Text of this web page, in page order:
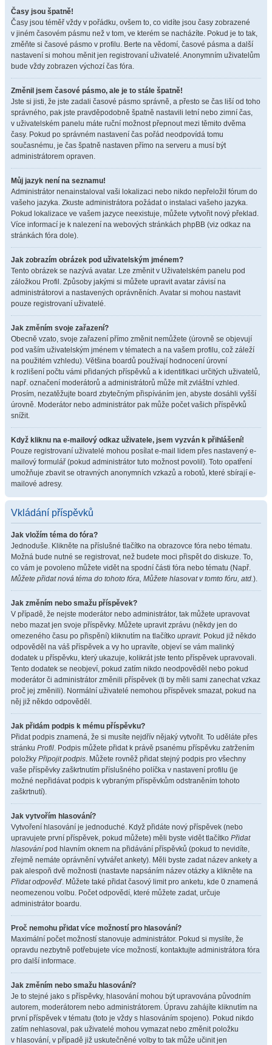
Časy jsou špatně!
Časy jsou téměř vždy v pořádku, ovšem to, co vidíte jsou časy zobrazené
v jiném časovém pásmu než v tom, ve kterém se nacházíte. Pokud je to tak,
změňte si časové pásmo v profilu. Berte na vědomí, časové pásma a další
nastavení si mohou měnit jen registrovaní uživatelé. Anonymním uživatelům
bude vždy zobrazen výchozí čas fóra.
Změnil jsem časové pásmo, ale je to stále špatně!
Jste si jisti, že jste zadali časové pásmo správně, a přesto se čas liší od toho
správného, pak jste pravděpodobně špatně nastavili letní nebo zimní čas,
v uživatelském panelu máte ruční možnost přepnout mezi těmito dvěma
časy. Pokud po správném nastavení čas pořád neodpovídá tomu
současnému, je čas špatně nastaven přímo na serveru a musí být
administrátorem opraven.
Můj jazyk není na seznamu!
Administrátor nenainstaloval vaši lokalizaci nebo nikdo nepřeložil fórum do
vašeho jazyka. Zkuste administrátora požádat o instalaci vašeho jazyka.
Pokud lokalizace ve vašem jazyce neexistuje, můžete vytvořit nový překlad.
Více informací je k nalezení na webových stránkách phpBB (viz odkaz na
stránkách fóra dole).
Jak zobrazím obrázek pod uživatelským jménem?
Tento obrázek se nazývá avatar. Lze změnit v Uživatelském panelu pod
záložkou Profil. Způsoby jakými si můžete upravit avatar závisí na
administrátorovi a nastavených oprávněních. Avatar si mohou nastavit
pouze registrovaní uživatelé.
Jak změním svoje zařazení?
Obecně vzato, svoje zařazení přímo změnit nemůžete (úrovně se objevují
pod vaším uživatelským jménem v tématech a na vašem profilu, což záleží
na použitém vzhledu). Většina boardů používají hodnocení úrovní
k rozlišení počtu vámi přidaných příspěvků a k identifikaci určitých uživatelů,
např. označení moderátorů a administrátorů může mít zvláštní vzhled.
Prosím, nezatěžujte board zbytečným přispíváním jen, abyste dosáhli vyšší
úrovně. Moderátor nebo administrátor pak může počet vašich příspěvků
snížit.
Když kliknu na e-mailový odkaz uživatele, jsem vyzván k přihlášení!
Pouze registrovaní uživatelé mohou posílat e-mail lidem přes nastavený e-
mailový formulář (pokud administrátor tuto možnost povolil). Toto opatření
umožňuje zbavit se otravných anonymních vzkazů a robotů, které sbírají e-
mailové adresy.
Vkládání příspěvků
Jak vložím téma do fóra?
Jednoduše. Klikněte na příslušné tlačítko na obrazovce fóra nebo tématu.
Možná bude nutné se registrovat, než budete moci přispět do diskuze. To,
co vám je povoleno můžete vidět na spodní části fóra nebo tématu (Např.
Můžete přidat nová téma do tohoto fóra, Můžete hlasovat v tomto fóru, atd.).
Jak změním nebo smažu příspěvek?
V případě, že nejste moderátor nebo administrátor, tak můžete upravovat
nebo mazat jen svoje příspěvky. Můžete upravit zprávu (někdy jen do
omezeného času po přispění) kliknutím na tlačítko upravit. Pokud již někdo
odpověděl na váš příspěvek a vy ho upravíte, objeví se vám malinký
dodatek u příspěvku, který ukazuje, kolikrát jste tento příspěvek upravovali.
Tento dodatek se neobjeví, pokud zatím nikdo neodpověděl nebo pokud
moderátor či administrátor změnili příspěvek (ti by měli sami zanechat vzkaz
proč jej změnili). Normální uživatelé nemohou příspěvek smazat, pokud na
něj již někdo odpověděl.
Jak přidám podpis k mému příspěvku?
Přidat podpis znamená, že si musíte nejdřív nějaký vytvořit. To uděláte přes
stránku Profil. Podpis můžete přidat k právě psanému příspěvku zatržením
položky Připojit podpis. Můžete rovněž přidat stejný podpis pro všechny
vaše příspěvky zaškrtnutím příslušného políčka v nastavení profilu (je
možné nepřidávat podpis k vybraným příspěvkům odstraněním tohoto
zaškrtnutí).
Jak vytvořím hlasování?
Vytvoření hlasování je jednoduché. Když přidáte nový příspěvek (nebo
upravujete první příspěvek, pokud můžete) měli byste vidět tlačítko Přidat
hlasování pod hlavním oknem na přidávání příspěvků (pokud to nevidíte,
zřejmě nemáte oprávnění vytvářet ankety). Měli byste zadat název ankety a
pak alespoň dvě možnosti (nastavte napsáním název otázky a klikněte na
Přidat odpověď. Můžete také přidat časový limit pro anketu, kde 0 znamená
neomezenou volbu. Počet odpovědí, které můžete zadat, určuje
administrátor boardu.
Proč nemohu přidat více možností pro hlasování?
Maximální počet možností stanovuje administrátor. Pokud si myslíte, že
opravdu nezbytně potřebujete více možností, kontaktujte administrátora fóra
pro další informace.
Jak změním nebo smažu hlasování?
Je to stejné jako s příspěvky, hlasování mohou být upravována původním
autorem, moderátorem nebo administrátorem. Úpravu zahájíte kliknutím na
první příspěvek v tématu (toto je vždy s hlasováním spojeno). Pokud nikdo
zatím nehlasoval, pak uživatelé mohou vymazat nebo změnit položku
v hlasování, v případě již uskutečněné volby to tak může učinit jen